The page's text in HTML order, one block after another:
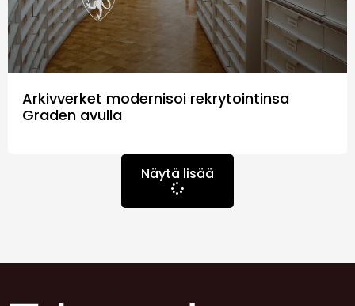
Arkivverket modernisoi rekrytointinsa
Graden avulla
Näytä lisää